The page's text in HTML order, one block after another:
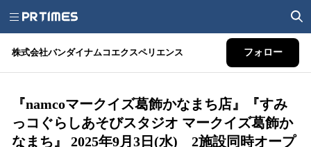
株式会社バンダイナムコエクスペリエンス フォロー
『namcoマークイズ葛飾かなまち店』『すみ
っコぐらしあそびスタジオ マークイズ葛飾か
なまち』 2025年9月3日(水) 2施設同時オープ